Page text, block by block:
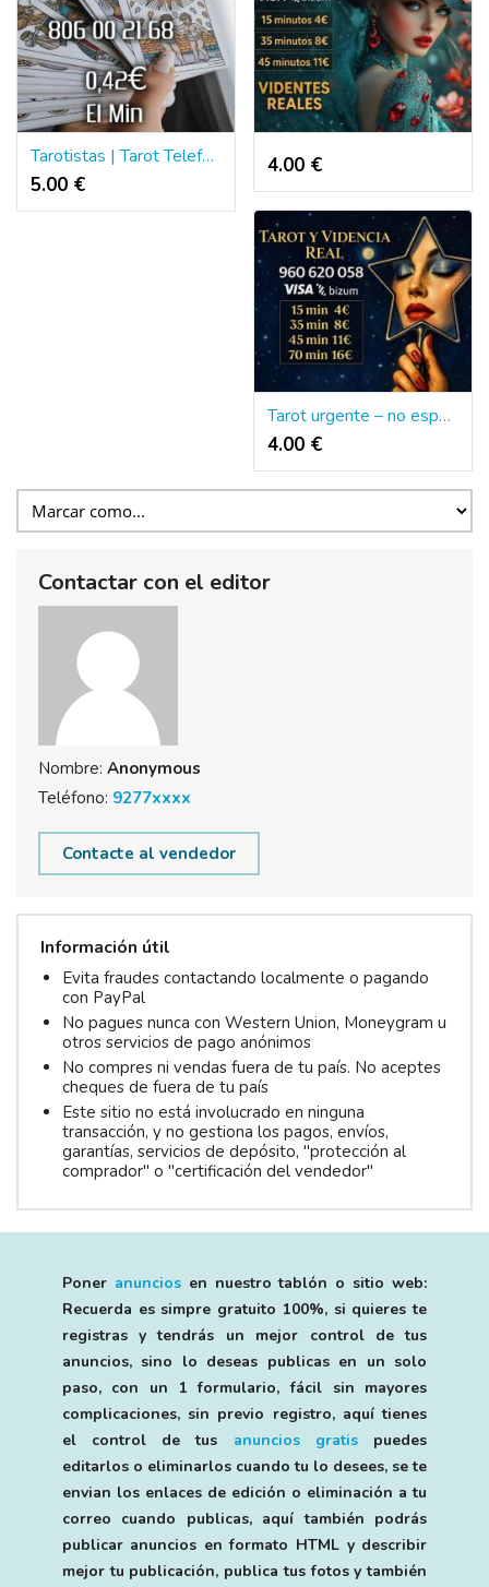
Tarotistas | Tarot Telefónico Las 24 Horas:
5.00 €
4.00 €
Tarot urgente – no esperes más, decide hoy
4.00 €
Contactar con el editor
Nombre: Anonymous
Teléfono: 9277xxxx
Contacte al vendedor
Información útil
Evita fraudes contactando localmente o pagando
con PayPal
No pagues nunca con Western Union, Moneygram u
otros servicios de pago anónimos
No compres ni vendas fuera de tu país. No aceptes
cheques de fuera de tu país
Este sitio no está involucrado en ninguna
transacción, y no gestiona los pagos, envíos,
garantías, servicios de depósito, "protección al
comprador" o "certificación del vendedor"
Poner anunciosen nuestro tablón o sitio web:
Recuerda es simpre gratuito 100%, si quieres te
registras y tendrás un mejor control de tus
anuncios, sino lo deseas publicas en un solo
paso, con un 1 formulario, fácil sin mayores
complicaciones, sin previo registro, aquí tienes
el control de tus anuncios gratispuedes
editarlos o eliminarlos cuando tu lo desees, se te
envian los enlaces de edición o eliminación a tu
correo cuando publicas, aquí también podrás
publicar anuncios en formato HTML y describir
mejor tu publicación, publica tus fotos y también